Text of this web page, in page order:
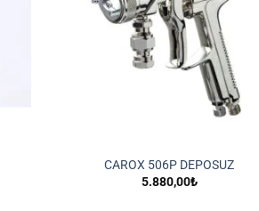
CAROX 506P DEPOSUZ
5.880,00₺